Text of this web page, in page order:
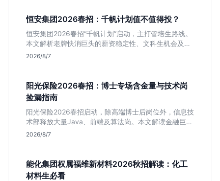
恒安集团2026春招：千帆计划值不值得投？
恒安集团2026春招“千帆计划”启动，主打管培生路线。
本文解析老牌快消巨头的薪资稳定性、文科生机会及决
策链条长的局限，帮你判断是否值得投递。
2026/8/7
阳光保险2026春招：博士专场含金量与技术岗
捡漏指南
阳光保险2026春招启动，除高端博士后岗位外，信息技
术部释放大量Java、前端及算法岗。本文解读金融巨头
校招门槛，分析技术岗需求与投递价值，助你快速判断
2026/8/7
能化集团权属福维新材料2026秋招解读：化工
材料生必看